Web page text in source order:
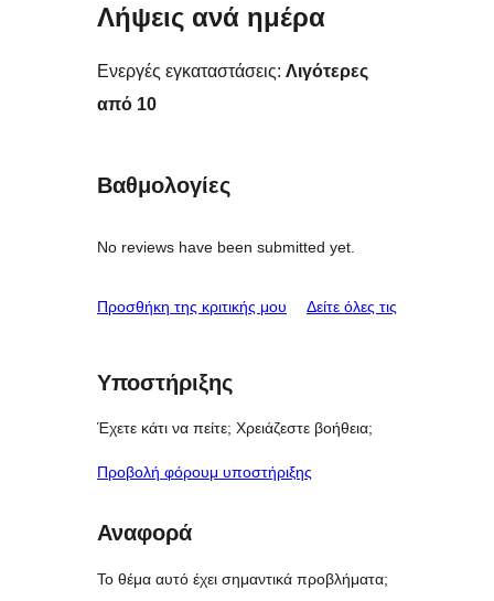
Λήψεις ανά ημέρα
Ενεργές εγκαταστάσεις: Λιγότερες
από 10
Βαθμολογίες
No reviews have been submitted yet.
Προσθήκη της κριτικής μου Δείτε όλες τις
Υποστήριξης
Έχετε κάτι να πείτε; Χρειάζεστε βοήθεια;
Προβολή φόρουμ υποστήριξης
Αναφορά
Το θέμα αυτό έχει σημαντικά προβλήματα;